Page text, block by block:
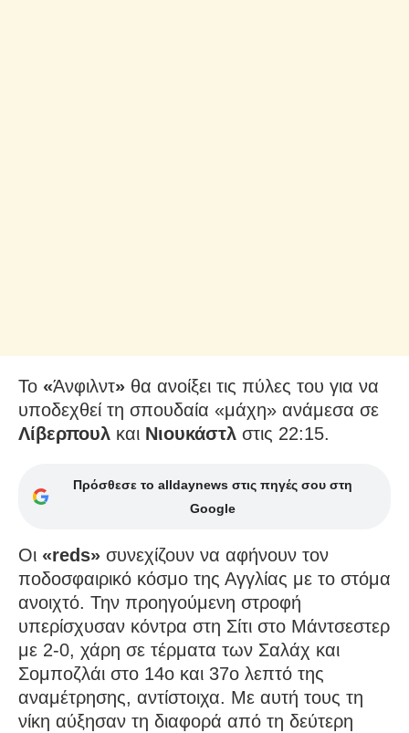
Το «Άνφιλντ» θα ανοίξει τις πύλες του για να
υποδεχθεί τη σπουδαία «μάχη» ανάμεσα σε
Λίβερπουλ και Νιουκάστλ στις 22:15.
Πρόσθεσε το alldaynews στις πηγές σου στη
Google
Οι «reds» συνεχίζουν να αφήνουν τον
ποδοσφαιρικό κόσμο της Αγγλίας με το στόμα
ανοιχτό. Την προηγούμενη στροφή
υπερίσχυσαν κόντρα στη Σίτι στο Μάντσεστερ
με 2-0, χάρη σε τέρματα των Σαλάχ και
Σομποζλάι στο 14ο και 37ο λεπτό της
αναμέτρησης, αντίστοιχα. Με αυτή τους τη
νίκη αύξησαν τη διαφορά από τη δεύτερη